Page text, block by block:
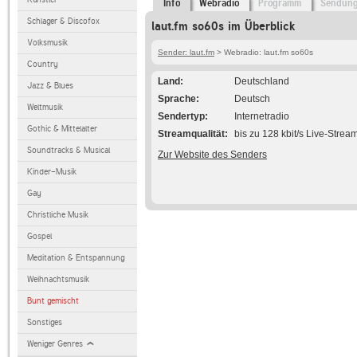
Schlager & Discofox
Volksmusik
Country
Jazz & Blues
Weltmusik
Gothic & Mittelalter
Soundtracks & Musical
Kinder-Musik
Gay
Christliche Musik
Gospel
Meditation & Entspannung
Weihnachtsmusik
Bunt gemischt
Sonstiges
Weniger Genres
Info Webradio Programm
laut.fm so60s im Überblick
Sender: laut.fm > Webradio: laut.fm so60s
Land
Deutschland
Sprache
Deutsch
Sendertyp
Internetradio
Streamqualität
bis zu 128 kbit/s Live-
Zur Website des Senders